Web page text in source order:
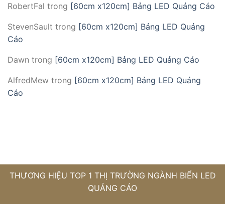
RobertFal trong [60cm x120cm] Bảng LED Quảng Cáo
StevenSault trong [60cm x120cm] Bảng LED Quảng
Cáo
Dawn trong [60cm x120cm] Bảng LED Quảng Cáo
AlfredMew trong [60cm x120cm] Bảng LED Quảng
Cáo
THƯƠNG HIỆU TOP 1 THỊ TRƯỜNG NGÀNH BIỂN LED
QUẢNG CÁO